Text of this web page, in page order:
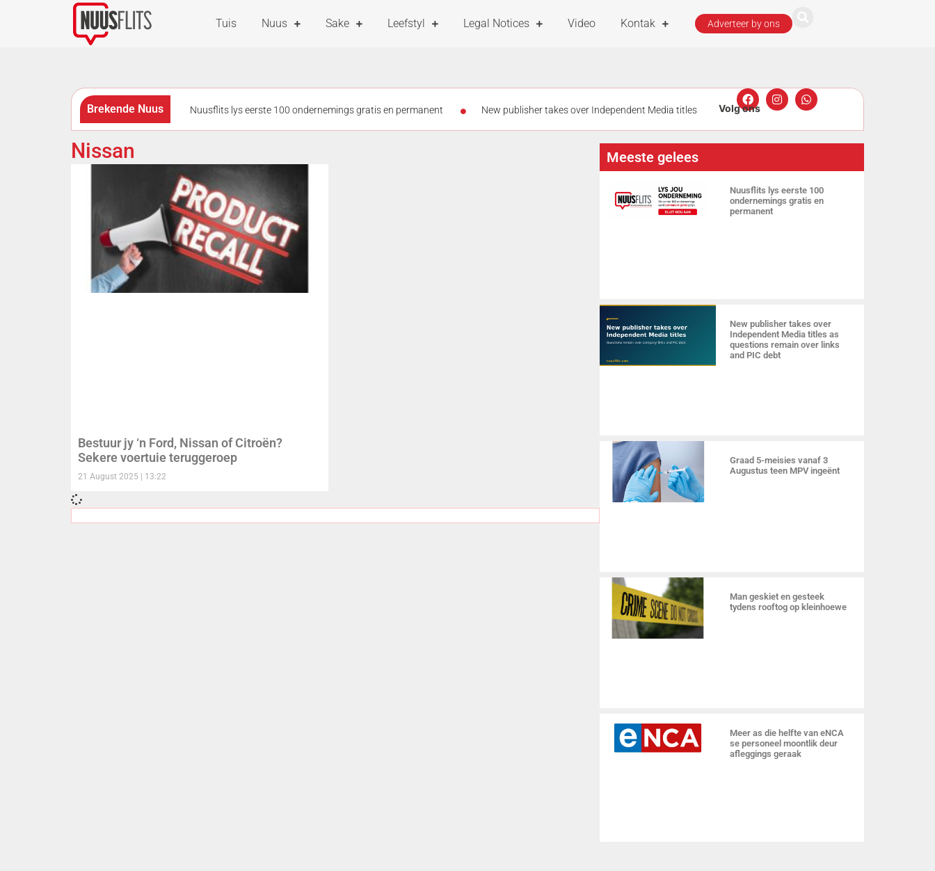
Tuis Nuus Sake Leefstyl Legal Notices Video Kontak Adverteer by ons
Brekende Nuus Nuusflits lys eerste 100 ondernemings gratis en permanent New publisher takes over Independent Media titles
geskiet en gesteek tydens rooftog op kleinhoewe Meer as die helfte van eNCA se personeel moontlik deur
afleggings geraak
Nissan
Bestuur jy ‘n Ford, Nissan of Citroën?
Sekere voertuie teruggeroep
21 August 2025 13:22
Meeste gelees
Nuusflits lys eerste 100
ondernemings gratis en
permanent
New publisher takes over
Independent Media titles as
questions remain over links
and PIC debt
Graad 5-meisies vanaf 3
Augustus teen MPV ingeënt
Man geskiet en gesteek
tydens rooftog op kleinhoewe
Meer as die helfte van eNCA
se personeel moontlik deur
afleggings geraak